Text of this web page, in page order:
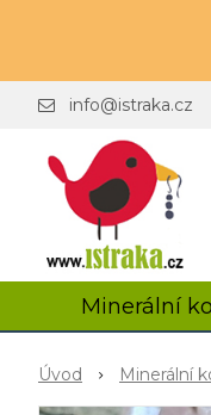
info@istraka.cz
Minerální
Úvod Minerální